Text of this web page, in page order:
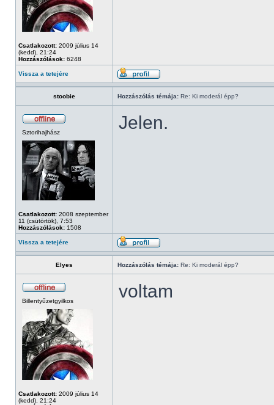
Csatlakozott: 2009 július 14
(kedd), 21:24
Hozzászólások: 6248
Vissza a tetejére
stoobie Hozzászólás témája: Re: Ki moderál épp?
Sztorihajhász
Csatlakozott: 2008 szeptember
11 (csütörtök), 7:53
Hozzászólások: 1508
Jelen.
Vissza a tetejére
Elyes Hozzászólás témája: Re: Ki moderál épp?
Billentyűzetgyilkos
Csatlakozott: 2009 július 14
(kedd), 21:24
voltam